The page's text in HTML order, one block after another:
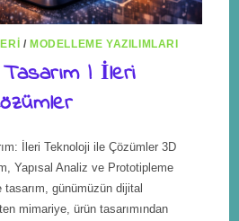
/MODELLEME YAZILIMLARI
| İleri
İleri Teknoloji ile Çözümler 3D
Yapısal Analiz ve Prototipleme
günümüzün dijital
mimariye, ürün tasarımından